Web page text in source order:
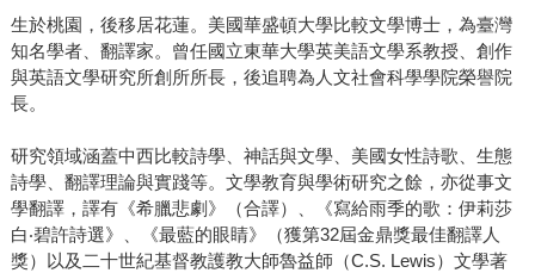
生於桃園，後移居花蓮。美國華盛頓大學比較文學博士，為臺灣
知名學者、翻譯家。曾任國立東華大學英美語文學系教授、創作
與英語文學研究所創所所長，後追聘為人文社會科學學院榮譽院
長。
研究領域涵蓋中西比較詩學、神話與文學、美國女性詩歌、生態
詩學、翻譯理論與實踐等。文學教育與學術研究之餘，亦從事文
學翻譯，譯有《希臘悲劇》（合譯）、《寫給雨季的歌：伊莉莎
白‧碧許詩選》、《最藍的眼睛》（獲第32屆金鼎獎最佳翻譯人
獎）以及二十世紀基督教護教大師魯益師（C.S. Lewis）文學著